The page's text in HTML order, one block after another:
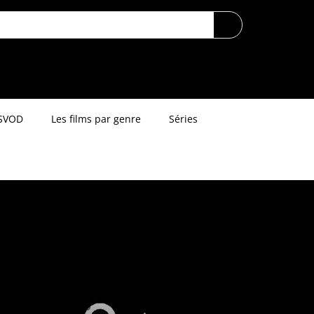
Les films par genre Séries